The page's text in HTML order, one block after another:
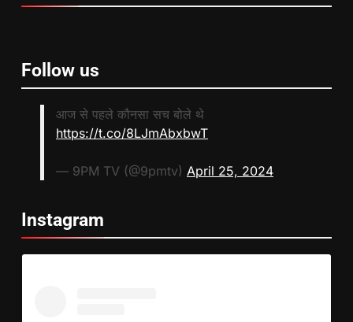
Follow us
आज से पहले कौनसा सच बोले थे
https://t.co/8LJmAbxbwT
— 9PM TV (@9pmtv) April 25, 2024
Instagram